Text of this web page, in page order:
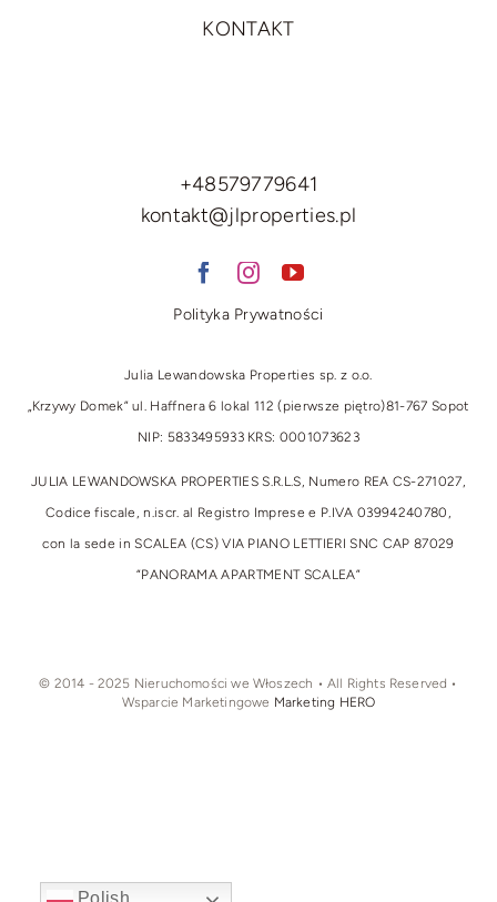
KONTAKT
+48579779641
kontakt@jlproperties.pl
Polityka Prywatności
Julia Lewandowska Properties sp. z o.o.
„Krzywy Domek” ul. Haffnera 6 lokal 112 (pierwsze piętro)81-767 Sopot
NIP: 5833495933 KRS: 0001073623
JULIA LEWANDOWSKA PROPERTIES S.R.L.S, Numero REA CS-271027,
Codice fiscale, n.iscr. al Registro Imprese e P.IVA 03994240780,
con la sede in SCALEA (CS) VIA PIANO LETTIERI SNC CAP 87029
“PANORAMA APARTMENT SCALEA”
© 2014 - 2025 Nieruchomości we Włoszech • All Rights Reserved •
Wsparcie Marketingowe Marketing HERO